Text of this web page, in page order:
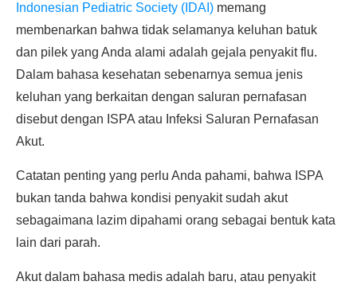
Indonesian Pediatric Society (IDAI) memang
membenarkan bahwa tidak selamanya keluhan batuk
dan pilek yang Anda alami adalah gejala penyakit flu.
Dalam bahasa kesehatan sebenarnya semua jenis
keluhan yang berkaitan dengan saluran pernafasan
disebut dengan ISPA atau Infeksi Saluran Pernafasan
Akut.
Catatan penting yang perlu Anda pahami, bahwa ISPA
bukan tanda bahwa kondisi penyakit sudah akut
sebagaimana lazim dipahami orang sebagai bentuk kata
lain dari parah.
Akut dalam bahasa medis adalah baru, atau penyakit